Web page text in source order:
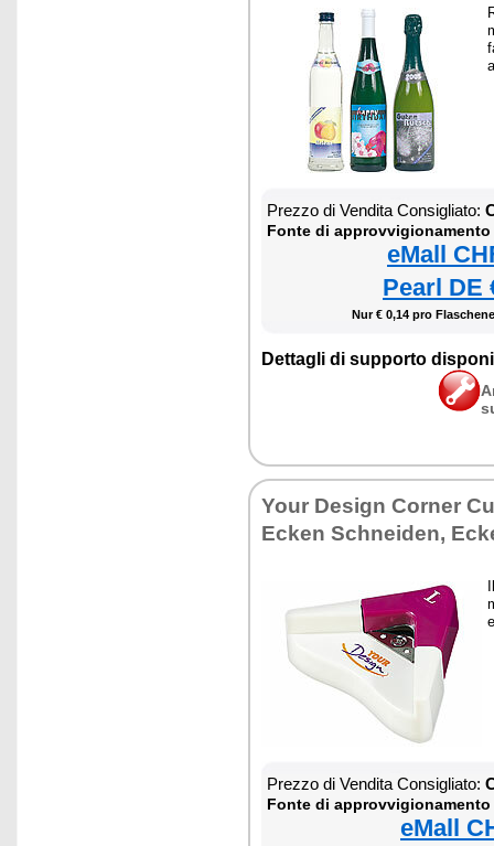
Prezzo di Vendita Consigliato:
Fonte di approvvigionamento
eMall
Pearl DE
Nur € 0,14 pro
Dettagli di supporto
Your Design Corner
Ecken Schneiden,
Prezzo di Vendita Consigliato:
Fonte di approvvigionamento
eMall